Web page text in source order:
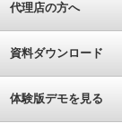
代理店の方へ
資料ダウンロード
体験版デモを見る